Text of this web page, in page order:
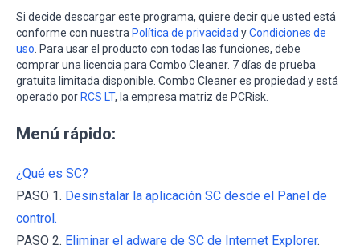
Si decide descargar este programa, quiere decir que usted está
conforme con nuestra Política de privacidad yCondiciones de
uso . Para usar el producto con todas las funciones, debe
comprar una licencia para Combo Cleaner. 7 días de prueba
gratuita limitada disponible. Combo Cleaner es propiedad y está
operado por RCS LT, la empresa matriz de PCRisk.
Menú rápido:
¿Qué es SC?
PASO 1. Desinstalar la aplicación SC desde el Panel de
control.
PASO 2. Eliminar el adware de SC de Internet Explorer.